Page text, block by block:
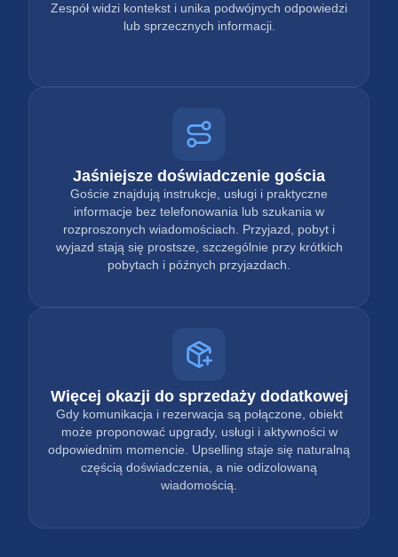
Zespół widzi kontekst i unika podwójnych odpowiedzi
lub sprzecznych informacji.
Jaśniejsze doświadczenie gościa
Goście znajdują instrukcje, usługi i praktyczne
informacje bez telefonowania lub szukania w
rozproszonych wiadomościach. Przyjazd, pobyt i
wyjazd stają się prostsze, szczególnie przy krótkich
pobytach i późnych przyjazdach.
Więcej okazji do sprzedaży dodatkowej
Gdy komunikacja i rezerwacja są połączone, obiekt
może proponować upgrady, usługi i aktywności w
odpowiednim momencie. Upselling staje się naturalną
częścią doświadczenia, a nie odizolowaną
wiadomością.